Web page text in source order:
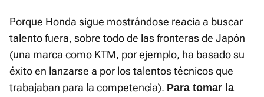
Porque Honda sigue mostrándose reacia a buscar
talento fuera, sobre todo de las fronteras de Japón
(una marca como KTM, por ejemplo, ha basado su
éxito en lanzarse a por los talentos técnicos que
trabajaban para la competencia). Para tomar la